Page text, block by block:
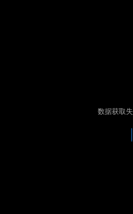
数据获取